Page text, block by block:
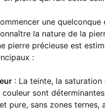
une quelconque
la nature de la
pierre précieuse est
:
: La teinte, la
couleur sont
pure, sans zones ternes,